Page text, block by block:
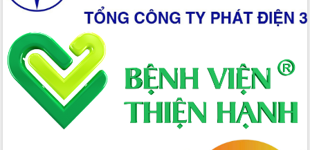
Xây dựng nông thôn mới: Nâng cao đời
sống người dân từ những mô hình thiết
thực
Quyết liệt tháo gỡ vướng mắc, đẩy
nhanh tiến độ các dự án trọng điểm
trong Khu kinh tế Nam Phú Yên
Hòn Yến phát triển du lịch gắn với bảo
Lấy ý kiến điều chỉnh Quy hoạch tỉnh